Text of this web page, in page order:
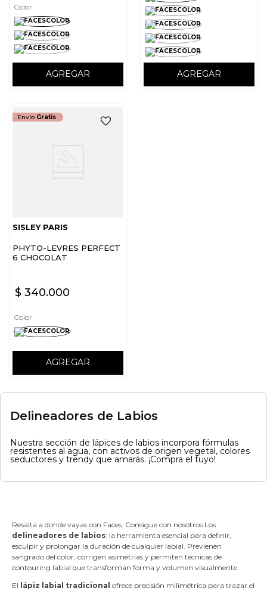
Color
AGREGAR AGREGAR
Envío Gratis
SISLEY PARIS
PHYTO-LEVRES PERFECT
6 CHOCOLAT
$ 340.000
Color
AGREGAR
Delineadores de Labios
Nuestra sección de lápices de labios incorpora fórmulas
resistentes al agua, con activos de origen vegetal, colores
seductores y trendy que amarás. ¡Compra el tuyo!
Resalta a donde vayas con Faces. Consigue con nosotros Los
delineadores de labios: la herramienta esencial para definir,
esculpir y prolongar la duración de cualquier labial. Previenen
sangrado del color, corrigen asimetrías y permiten técnicas de
contouring labial que transforman forma y volumen visualmente.
El lápiz labial tradicional ofrece precisión milimétrica para trazar el